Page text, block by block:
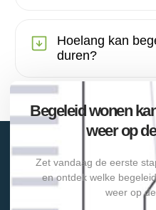
Hoelang kan
duren?
Begeleid wonen
weer op
Zet vandaag de eerste
en ontdek welke
weer op